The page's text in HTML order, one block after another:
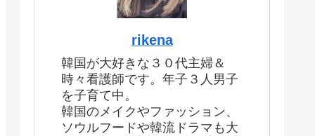
rikena
韓国が大好きな３０代主婦＆
時々看護師です。年子３人男子
を子育て中。
韓国のメイクやファッション、
ソウルフードや韓流ドラマも大